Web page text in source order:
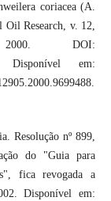
coriacea (A.
Oil Research, v. 12,
DOI:
Disponível em:
Resolução nº 899,
do "Guia para
fica revogada a
Disponível em: